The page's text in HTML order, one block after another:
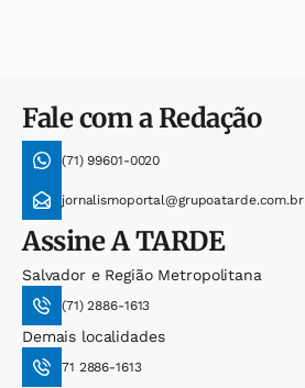
Fale com a Redação
(71) 99601-0020
jornalismoportal@grupoatarde.com.br
AssineA TARDE
Salvador e Região Metropolitana
(71) 2886-1613
Demais localidades
71 2886-1613